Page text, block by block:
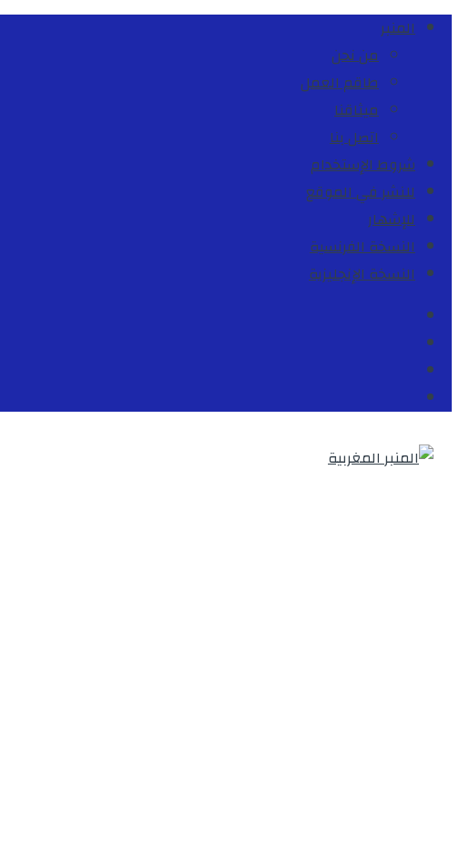
المنبر
من نحن
طاقم العمل
ميثاقنا
اتصل بنا
شروط الإستخدام
للنشر في الموقع
للإشهار
النسخة الفرنسية
النسخة الإنجليزية